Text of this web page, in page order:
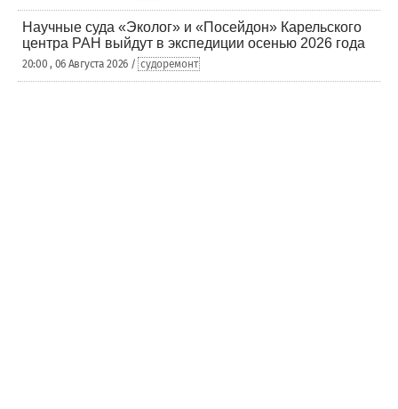
Научные суда «Эколог» и «Посейдон» Карельского
центра РАН выйдут в экспедиции осенью 2026 года
20:00 , 06 Августа 2026 / судоремонт